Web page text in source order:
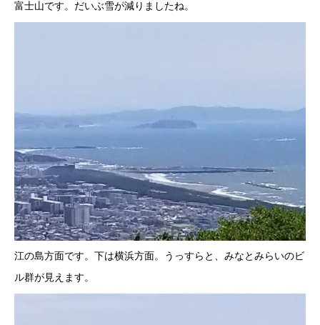
富士山です。だいぶ雪が減りましたね。
江の島方面です。下は横浜方面。うっすらと、みなとみらいのビ
ル群が見えます。